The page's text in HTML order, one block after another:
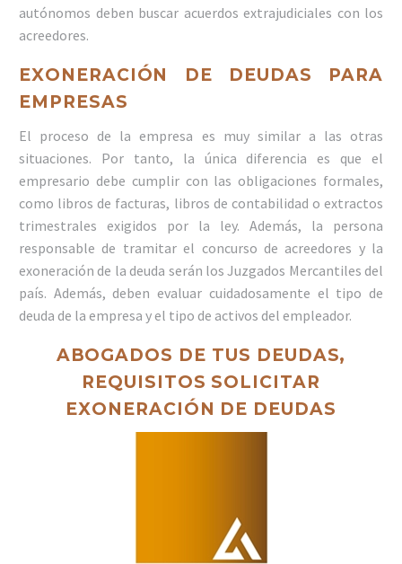
autónomos deben buscar acuerdos extrajudiciales con los
acreedores.
EXONERACIÓN DE DEUDAS PARA
EMPRESAS
El proceso de la empresa es muy similar a las otras
situaciones. Por tanto, la única diferencia es que el
empresario debe cumplir con las obligaciones formales,
como libros de facturas, libros de contabilidad o extractos
trimestrales exigidos por la ley. Además, la persona
responsable de tramitar el concurso de acreedores y la
exoneración de la deuda serán los Juzgados Mercantiles del
país. Además, deben evaluar cuidadosamente el tipo de
deuda de la empresa y el tipo de activos del empleador.
ABOGADOS DE TUS DEUDAS,
REQUISITOS SOLICITAR
EXONERACIÓN DE DEUDAS